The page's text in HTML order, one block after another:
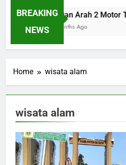
BREAKING
NEWS
Lawan Arah 2 Motor
4 Months Ago
Home wisata alam
wisata alam